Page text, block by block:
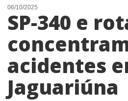
NOTÍCIAS
LISTA DIGITAL
CONTATO
ANUNCIE
06/10/2025
SP-340 e
acidentes
Jaguariúna